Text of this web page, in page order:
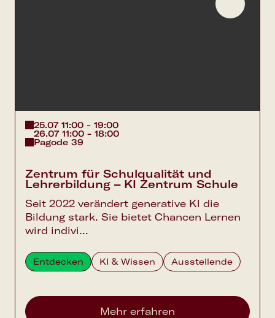
25.07 11:00 - 19:00
26.07 11:00 - 18:00
Pagode 39
Zentrum für Schulqualität und
Lehrerbildung – KI Zentrum Schule
Seit 2022 verändert generative Kl die
Bildung stark. Sie bietet Chancen Lernen
wird indivi...
Entdecken KI & Wissen Ausstellende
Mehr erfahren